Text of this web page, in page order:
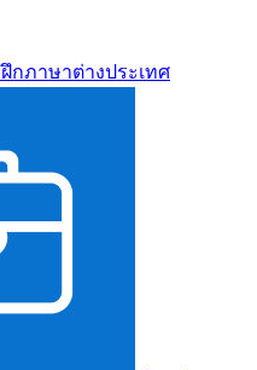
ฝึกภาษาต่างประเทศ